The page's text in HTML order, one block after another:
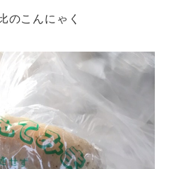
のこんにゃく